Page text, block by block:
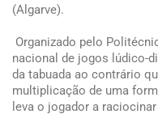
(Algarve).
Organizado pelo
nacional de jogos lúdico-
da tabuada ao contrário
multiplicação de uma
leva o jogador a